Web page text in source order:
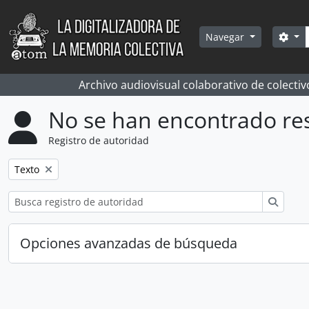
Skip to main content
Navegar
Archivo audiovisual colaborativo de
No se han encontrado
Registro de autoridad
Remove filter:
Texto
Opciones avanzadas de búsqueda